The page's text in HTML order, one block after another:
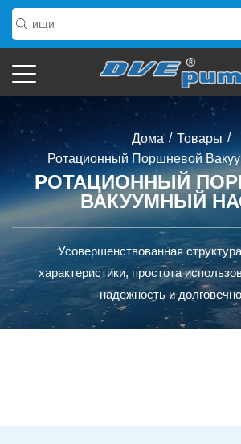
Дома / Товары /
Ротационный Поршневой
РОТАЦИОННЫЙ
ВАКУУМНЫЙ
Усовершенствованная
характеристики, простота
надежность и